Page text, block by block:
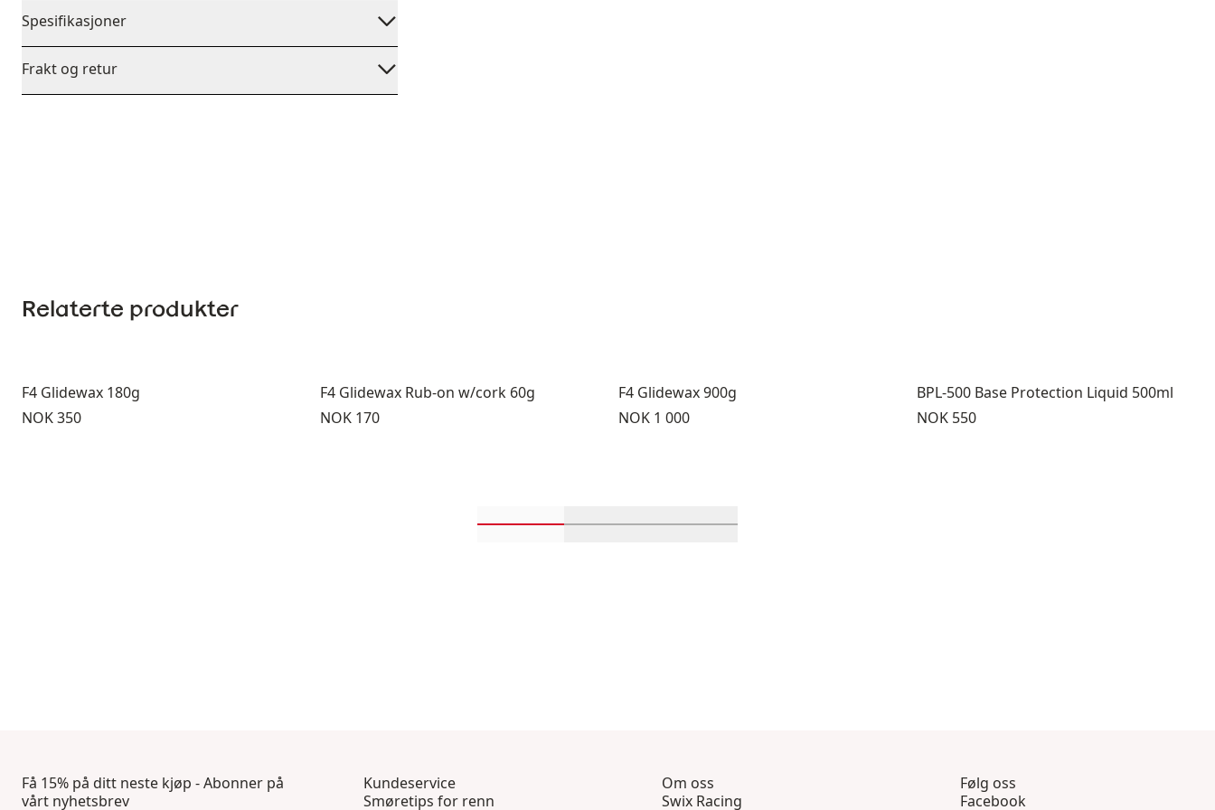
Spesifikasjoner
Frakt og retur
Relaterte produkter
F4 Glidewax 180g
Pris:
NOK 350
F4 Glidewax Rub-on w/cork 60g
Pris:
NOK 170
F4 Glidewax 900g
Pris:
NOK 1 000
BPL-500 Base Protection Liquid 500ml
Pris:
NOK 550
Få 15% på ditt neste kjøp - Abonner på
vårt nyhetsbrev
Kundeservice
Smøretips for renn
Om oss
Swix Racing
Følg oss
Facebook